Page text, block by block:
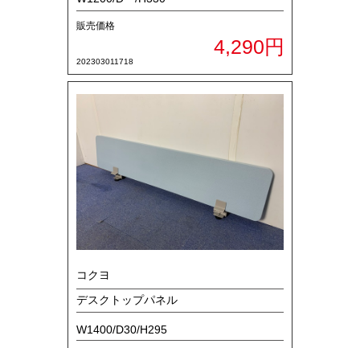
4,290円
販売価格
202303011718
コクヨ
デスクトップパネル
W1400/D30/H295